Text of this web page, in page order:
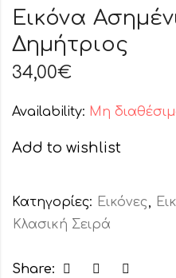
Εικόνα
Δημήτριος
34,00€
Availability: Μη
Add to wishlist
Κατηγορίες: Εικόνες,
Κλασική Σειρά
Share: